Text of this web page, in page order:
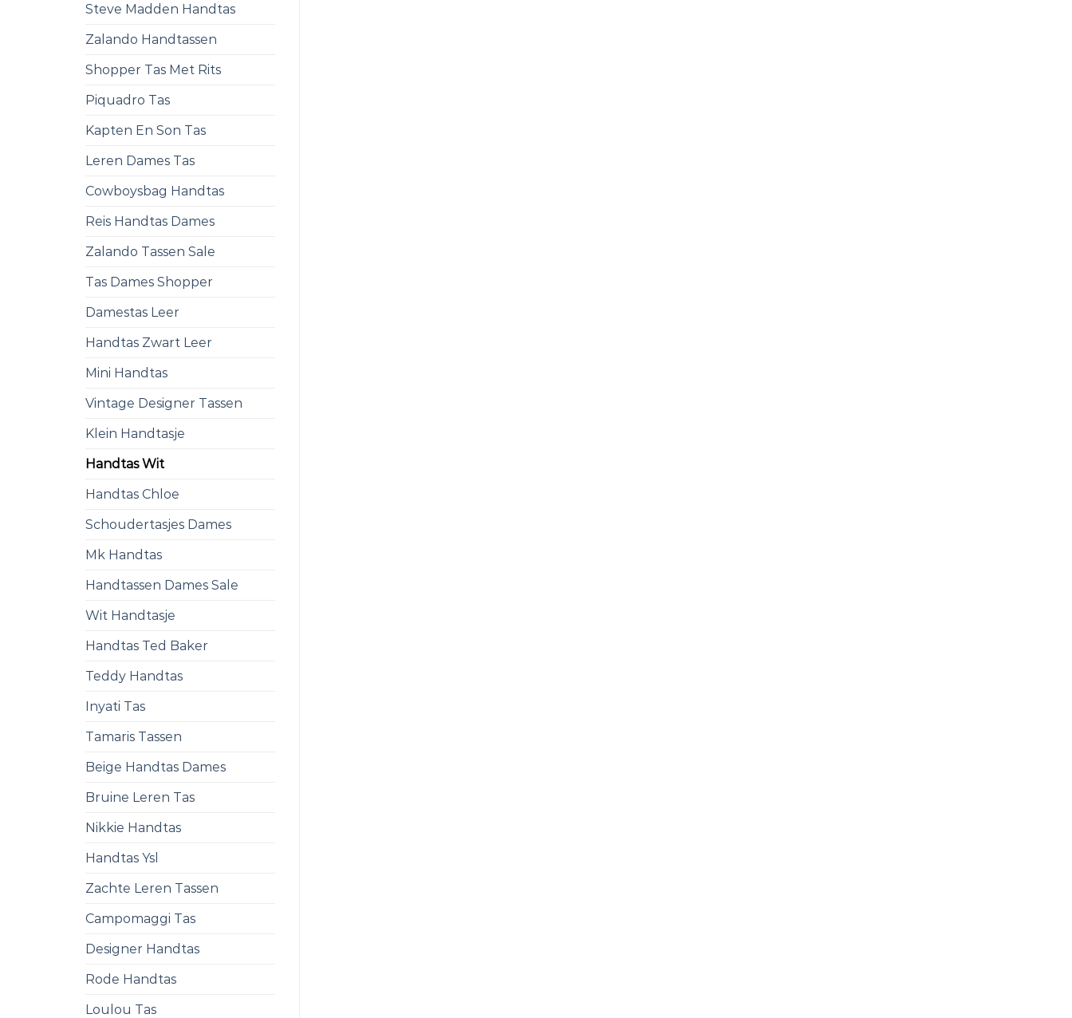
Steve Madden Handtas
Zalando Handtassen
Shopper Tas Met Rits
Piquadro Tas
Kapten En Son Tas
Leren Dames Tas
Cowboysbag Handtas
Reis Handtas Dames
Zalando Tassen Sale
Tas Dames Shopper
Damestas Leer
Handtas Zwart Leer
Mini Handtas
Vintage Designer Tassen
Klein Handtasje
Handtas Wit
Handtas Chloe
Schoudertasjes Dames
Mk Handtas
Handtassen Dames Sale
Wit Handtasje
Handtas Ted Baker
Teddy Handtas
Inyati Tas
Tamaris Tassen
Beige Handtas Dames
Bruine Leren Tas
Nikkie Handtas
Handtas Ysl
Zachte Leren Tassen
Campomaggi Tas
Designer Handtas
Rode Handtas
Loulou Tas